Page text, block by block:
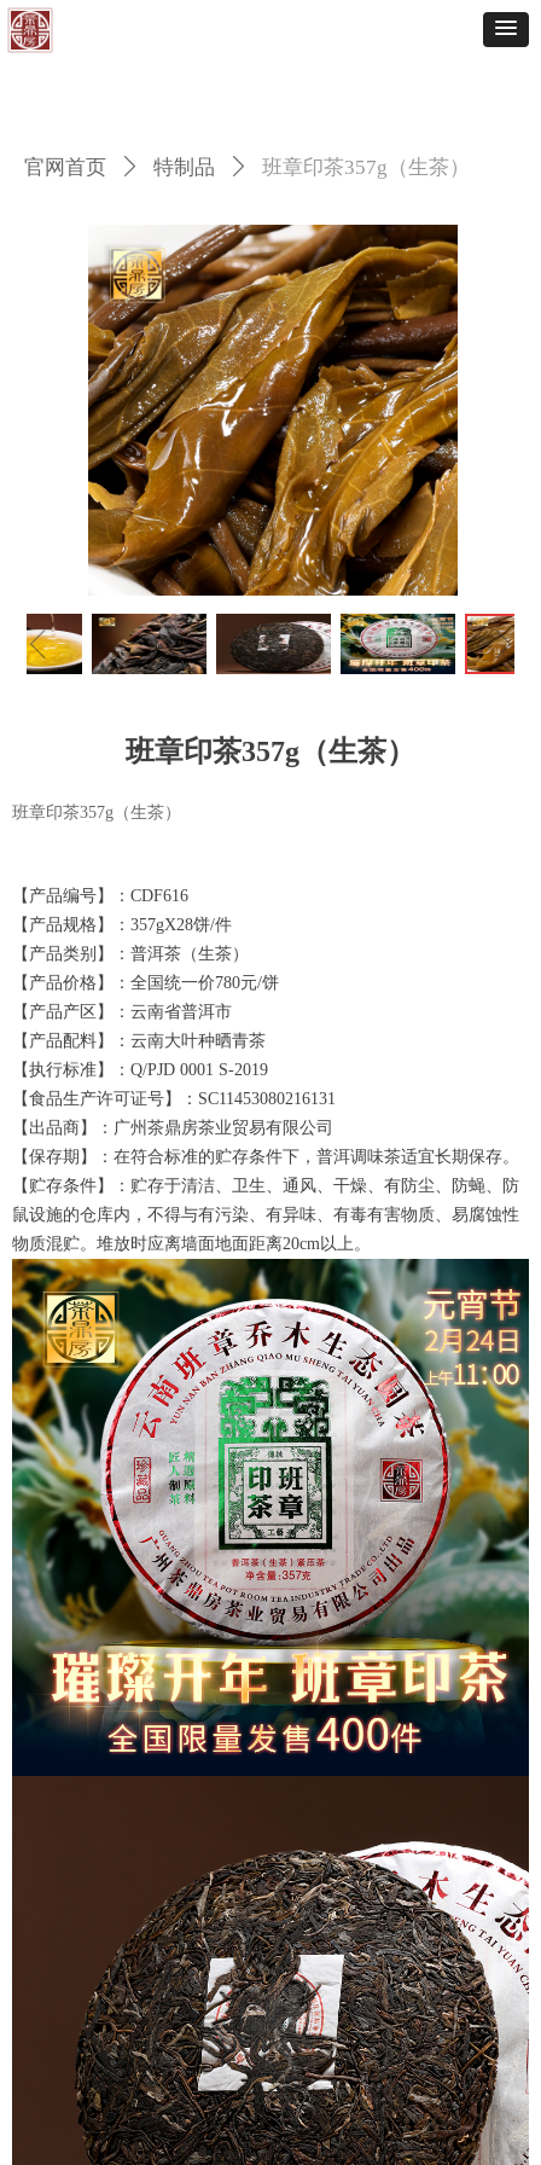
官网首页 ꄲ 特制品 ꄲ 班章印茶357g（生茶）
ꁆ ꁇ
班章印茶357g（生茶）
【产品编号】：CDF616
【产品规格】：357gX28饼/件
【产品类别】：普洱茶（生茶）
【产品价格】：全国统一价780元/饼
【产品产区】：云南省普洱市
【产品配料】：云南大叶种晒青茶
【执行标准】：Q/PJD 0001 S-2019
【食品生产许可证号】：SC11453080216131
【出品商】：广州茶鼎房茶业贸易有限公司
【保存期】：在符合标准的贮存条件下，普洱调味茶适宜长期保存。
【贮存条件】：贮存于清洁、卫生、通风、干燥、有防尘、防蝇、防
鼠设施的仓库内，不得与有污染、有异味、有毒有害物质、易腐蚀性
物质混贮。堆放时应离墙面地面距离20cm以上。
班章印茶357g（生茶）